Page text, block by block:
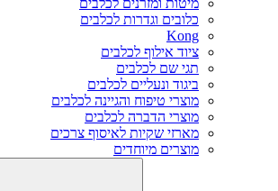
מיטות ומזרנים לכלבים
כלובים וגדרות לכלבים
Kong
ציוד אילוף לכלבים
תגי שם לכלבים
ביגוד ונעליים לכלבים
מוצרי טיפוח והגיינה לכלבים
מוצרי הדברה לכלבים
מארזי שקיות לאיסוף צרכים
מוצרים מיוחדים